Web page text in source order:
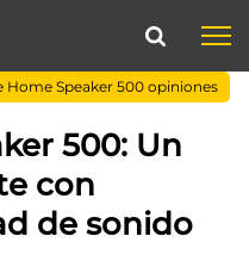
Home Speaker 500 opiniones
500: Un
con
de sonido